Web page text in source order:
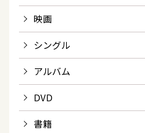
映画
シングル
アルバム
DVD
書籍